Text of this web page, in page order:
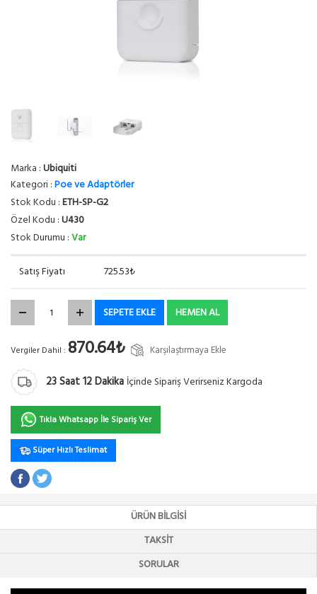
Marka :Ubiquiti
Kategori :Poe ve Adaptörler
Stok Kodu :ETH-SP-G2
Özel Kodu :U430
Stok Durumu :Var
Satış Fiyatı 725.53₺
SEPETE EKLE HEMEN AL
Vergiler Dahil : 870.64₺ Karşılaştırmaya Ekle
23Saat12Dakika İçinde Sipariş Verirseniz Kargoda
Tıkla Whatsapp İle Sipariş Ver
Süper Hızlı Teslimat
ÜRÜN BILGISI
TAKSIT
SORULAR